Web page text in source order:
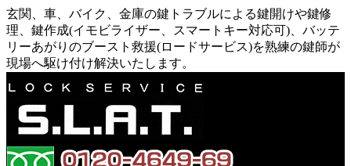
玄関、車、バイク、金庫の鍵トラブルによる鍵開けや鍵修
理、鍵作成(イモビライザー、スマートキー対応可)、バッテ
リーあがりのブースト救援(ロードサービス)を熟練の鍵師が
現場へ駆け付け解決いたします。